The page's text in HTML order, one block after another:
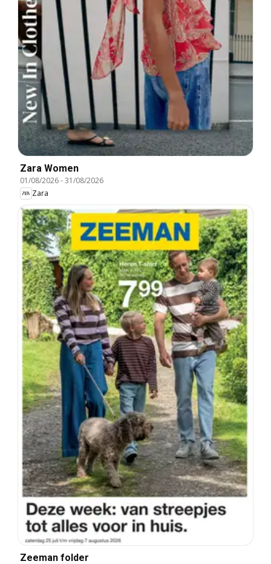
Zara Women
01/08/2026-31/08/2026
Zara
Zeeman folder